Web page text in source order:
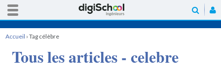
Accueil › Tag célèbre
Tous les articles - celebre